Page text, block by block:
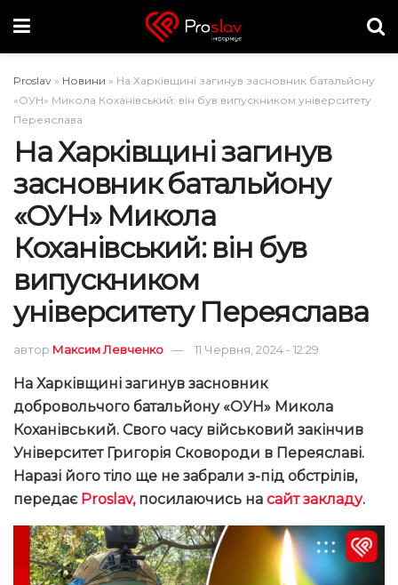
Proslav » Новини » На Харківщині загинув засновник батальйону
«ОУН» Микола Коханівський: він був випускником університету
Переяслава
На Харківщині загинув
засновник батальйону
«ОУН» Микола
Коханівський: він був
випускником
університету Переяслава
автор Максим Левченко 11 Червня, 2024 - 12:29
На Харківщині загинув засновник
добровольчого батальйону «ОУН» Микола
Коханівський. Свого часу військовий закінчив
Університет Григорія Сковороди в Переяславі.
Наразі його тіло ще не забрали з-під обстрілів,
передає Proslav, посилаючись на сайт закладу.